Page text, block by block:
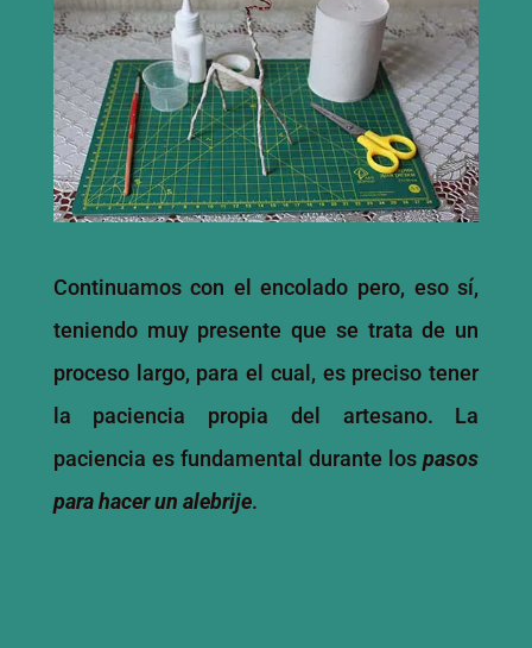
Continuamos con el encolado pero, eso sí,
teniendo muy presente que se trata de un
proceso largo, para el cual, es preciso tener
la paciencia propia del artesano. La
paciencia es fundamental durante lospasos
para hacer un alebrije.